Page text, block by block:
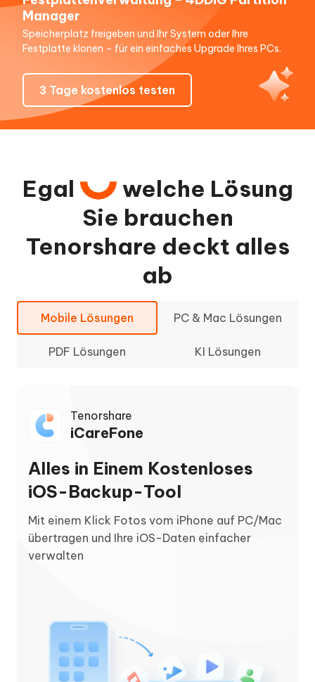
Manager
Speicherplatz freigeben und Ihr System oder Ihre
Festplatte klonen – für ein einfaches Upgrade Ihres PCs.
3 Tage kostenlos testen
Egal
welche Lösung
Sie brauchen
Tenorshare deckt alles
ab
Mobile Lösungen PC & Mac Lösungen
PDF Lösungen KI Lösungen
Tenorshare
iCareFone
Alles in Einem Kostenloses
iOS-Backup-Tool
Mit einem Klick Fotos vom iPhone auf PC/Mac
übertragen und Ihre iOS-Daten einfacher
verwalten